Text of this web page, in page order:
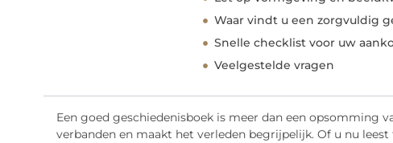
Waar vindt u een zorgvuldig
Snelle checklist voor uw
Veelgestelde vragen
Een goed geschiedenisboek is meer dan een opsomming
verbanden en maakt het verleden begrijpelijk. Of u nu